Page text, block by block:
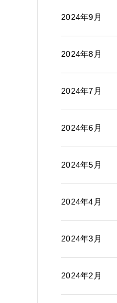
2024年9月
2024年8月
2024年7月
2024年6月
2024年5月
2024年4月
2024年3月
2024年2月